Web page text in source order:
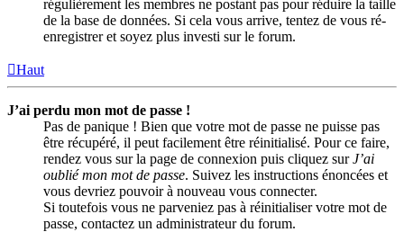
régulièrement les membres ne postant pas pour réduire la taille
de la base de données. Si cela vous arrive, tentez de vous ré-
enregistrer et soyez plus investi sur le forum.
Haut
J’ai perdu mon mot de passe !
Pas de panique ! Bien que votre mot de passe ne puisse pas
être récupéré, il peut facilement être réinitialisé. Pour ce faire,
rendez vous sur la page de connexion puis cliquez surJ’ai
oublié mon mot de passe. Suivez les instructions énoncées et
vous devriez pouvoir à nouveau vous connecter.
Si toutefois vous ne parveniez pas à réinitialiser votre mot de
passe, contactez un administrateur du forum.